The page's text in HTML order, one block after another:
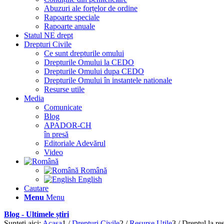
Abuzuri ale forțelor de ordine
Rapoarte speciale
Rapoarte anuale
Statul NE drept
Drepturi Civile
Ce sunt drepturile omului
Drepturile Omului la CEDO
Drepturile Omului dupa CEDO
Drepturile Omului în instantele nationale
Resurse utile
Media
Comunicate
Blog
APADOR-CH
în presă
Editoriale Adevărul
Video
Română
English
Cautare
Menu Menu
Blog - Ultimele știri